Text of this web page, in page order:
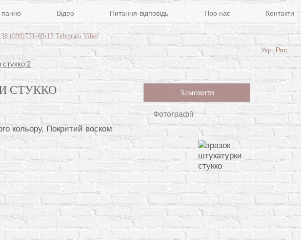
панно Відео Питання-відповідь Про нас Контакти
(099)731-69-15 Telegram Viber
стукко 2
СТУККО
кольору. Покритий воском
Замовити
Фотографії
Укр. Рос.